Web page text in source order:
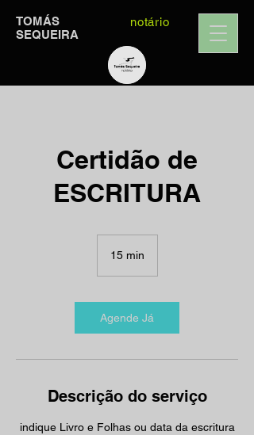
TOMÁS
SEQUEIRA
notário
Certidão de
ESCRITURA
15 min
i
n
Agende Já
Descrição do serviço
indique Livro e Folhas ou data da escritura